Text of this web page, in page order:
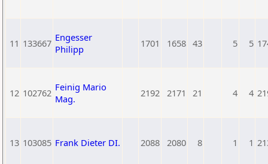
11 133667 Engesser
Philipp
1701 1658 43 5 5
12 102762 Feinig Mario
Mag.
2192 2171 21 4 4
13 103085 Frank Dieter DI. 2088 2080 8 1 1